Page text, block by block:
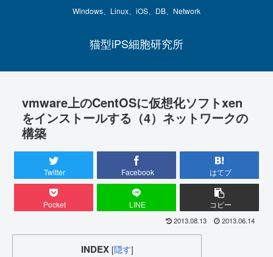
Windows、Linux、iOS、DB、Network
猫型iPS細胞研究所
vmware上のCentOSに仮想化ソフトxen
をインストールする（4）ネットワークの
構築
Twitter Facebook はてブ
Pocket LINE コピー
2013.08.13 2013.06.14
INDEX [隠す]